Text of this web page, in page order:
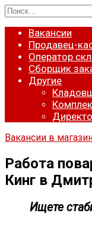
Перейти
к
содержанию
Search
for:
Вакансии
Продавец-
Оператор
Сборщик
Другие
Вакансии в
Работа
Кинг в
Ищете